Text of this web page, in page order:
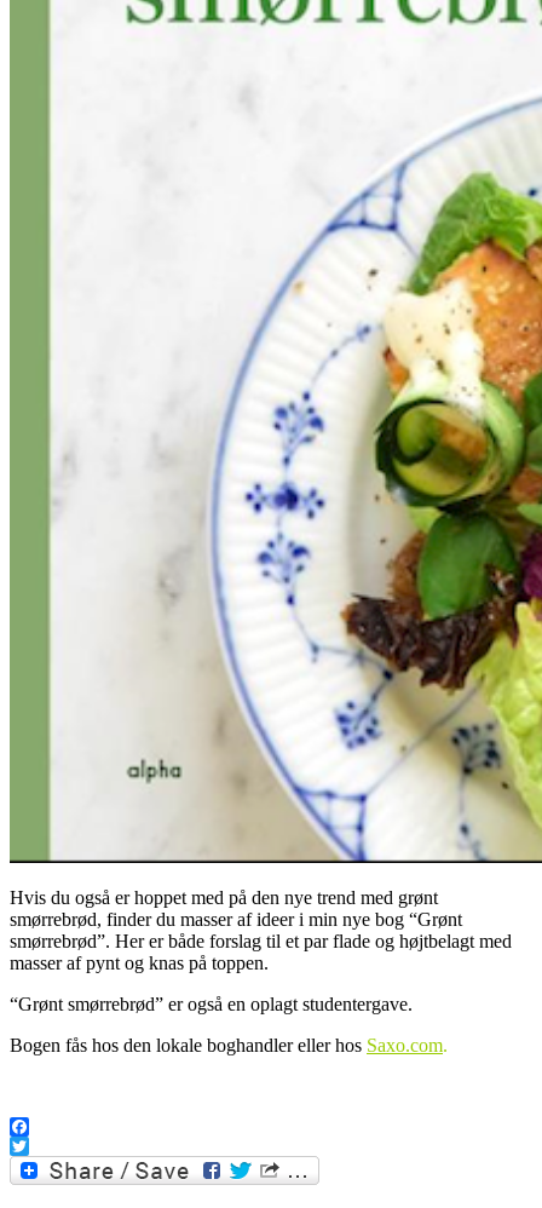
Hvis du også er hoppet med på den nye trend med grønt
smørrebrød, finder du masser af ideer i min nye bog “Grønt
smørrebrød”. Her er både forslag til et par flade og højtbelagt med
masser af pynt og knas på toppen.
“Grønt smørrebrød” er også en oplagt studentergave.
Bogen fås hos den lokale boghandler eller hos Saxo.com.
Facebook
Twitter